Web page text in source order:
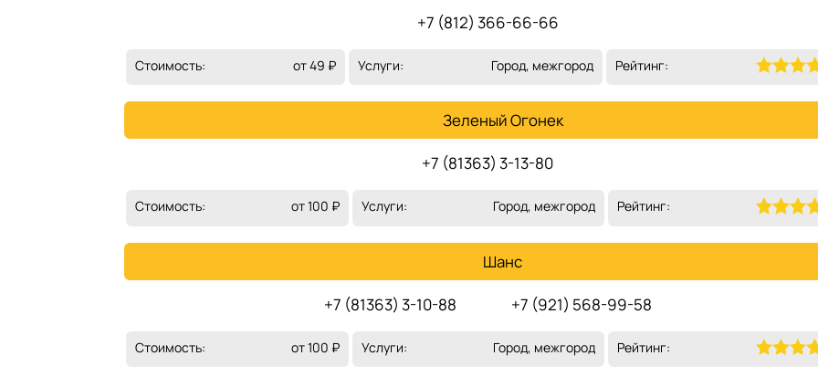
+7 (812) 366-66-66
Стоимость: от 49 ₽ Услуги: Город, межгород Рейтинг:
Зеленый Огонек
+7 (81363) 3-13-80
Стоимость: от 100 ₽ Услуги: Город, межгород Рейтинг:
Шанс
+7 (81363) 3-10-88 +7 (921) 568-99-58
Стоимость: от 100 ₽ Услуги: Город, межгород Рейтинг: